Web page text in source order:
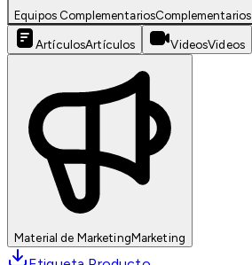
Equipos ComplementariosComplementarios
ArtículosArtículos VideosVideos
Material de MarketingMarketing